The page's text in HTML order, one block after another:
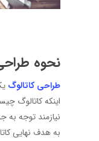
نحوه
طراحی کاتالوگ
اینکه کاتالوگ
نیازمند توجه به
به هدف نهایی